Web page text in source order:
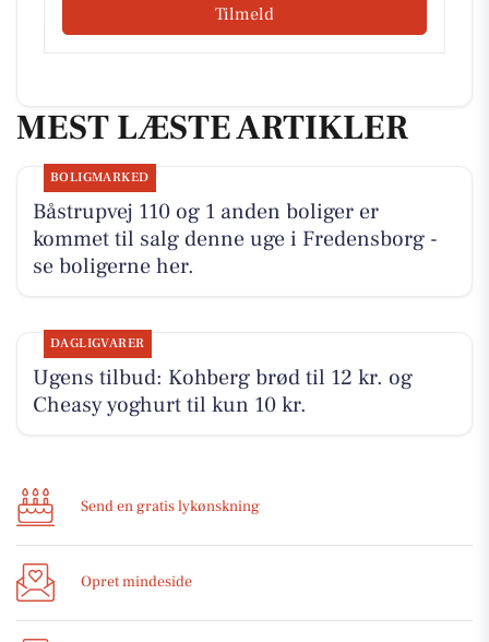
Tilmeld
MEST LÆSTE ARTIKLER
BOLIGMARKED
Båstrupvej 110 og 1 anden boliger er
kommet til salg denne uge i Fredensborg -
se boligerne her.
DAGLIGVARER
Ugens tilbud: Kohberg brød til 12 kr. og
Cheasy yoghurt til kun 10 kr.
Send en gratis lykønskning
Opret mindeside